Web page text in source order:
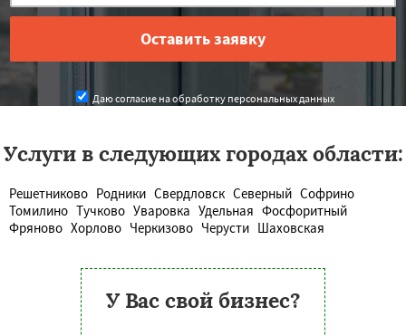
Даю согласие на обработку персональных данных
Услуги в следующих городах области:
Решетниково Родники Свердловск Северный Софрино
Томилино Тучково Уваровка Удельная Фосфоритный
Фряново Хорлово Черкизово Черусти Шаховская
У Вас свой бизнес?